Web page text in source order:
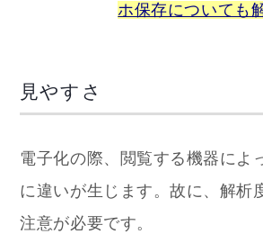
ホ保存についても
見やすさ
電子化の際、閲覧する機器によ
に違いが生じます。故に、解析
注意が必要です。